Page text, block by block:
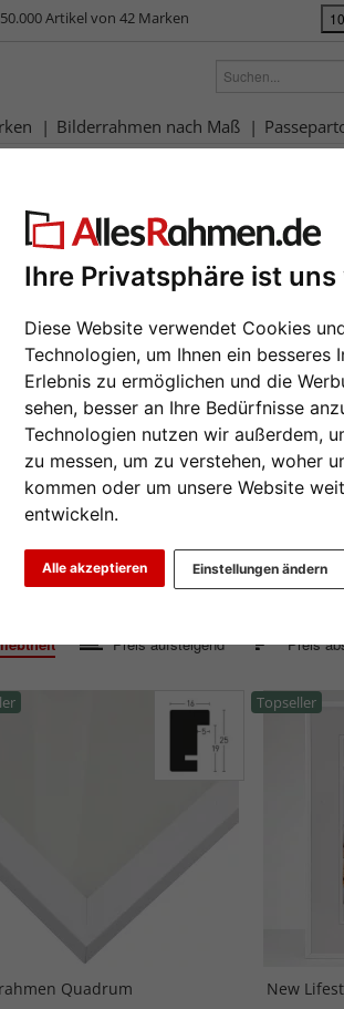
Ihre Privatsphäre ist
Diese Website verwendet Cookies
Technologien, um Ihnen ein besseres
Erlebnis zu ermöglichen und die
sehen, besser an Ihre Bedürfnisse
Technologien nutzen wir außerdem,
zu messen, um zu verstehen, woher
kommen oder um unsere Website
entwickeln.
Alle akzeptieren Einstellungen ändern
Artikel von 42 Marken
Bilderrahmen nach Maß
Shop
cm
Weiß
Farbe
Lieferung % Sale
Preis aufsteigend Preis
Quadrum
Topseller
New